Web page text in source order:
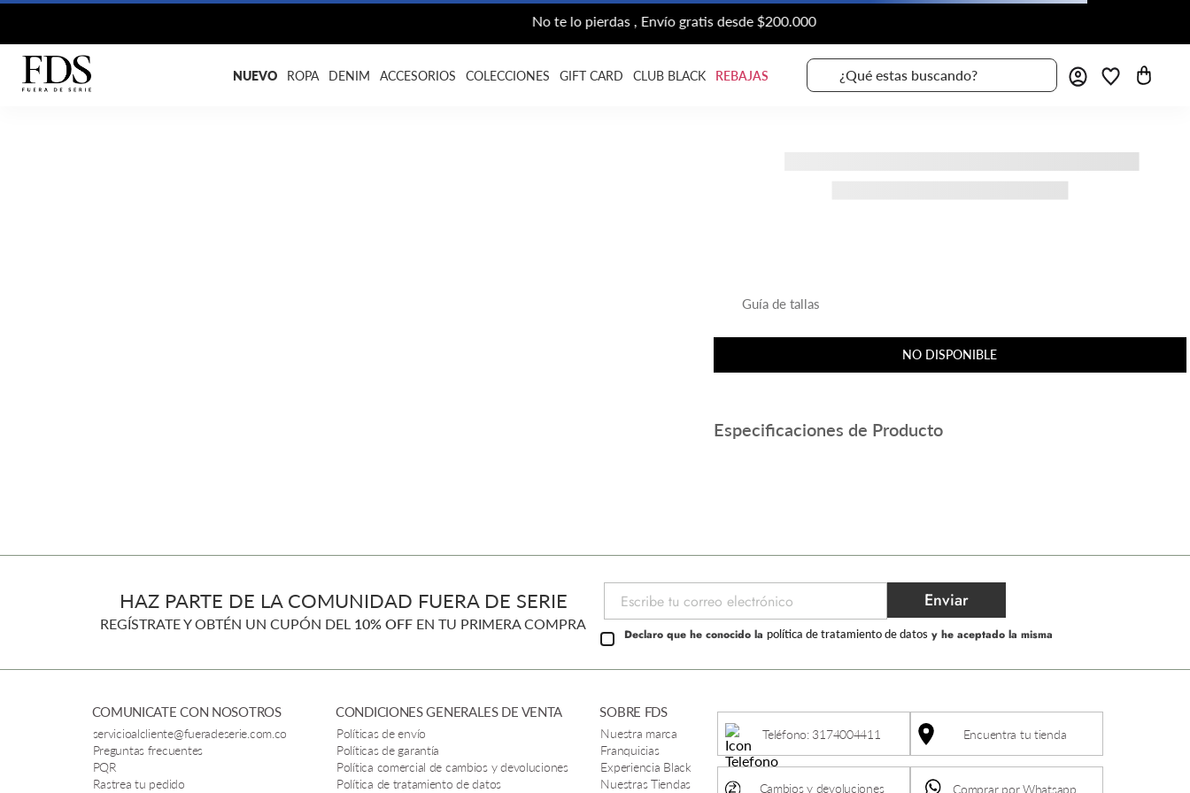
No te lo pierdas , Envío gratis desde $200.000
¿Qué estas buscando?
NUEVO ROPA DENIM ACCESORIOS COLECCIONES GIFT CARD CLUB BLACK REBAJAS
Guía de tallas
NO DISPONIBLE
Especificaciones de Producto
HAZ PARTE DE LA COMUNIDAD FUERA DE SERIE
REGÍSTRATE Y OBTÉN UN CUPÓN DEL 10% OFF EN TU PRIMERA COMPRA
Enviar
Declaro que he conocido lapolítica de tratamiento de datos y he aceptado la misma
COMUNICATE CON NOSOTROS
servicioalcliente@fueradeserie.com.co
Preguntas frecuentes
PQR
Rastrea tu pedido
CONDICIONES GENERALES DE VENTA
Políticas de envío
Políticas de garantía
Política comercial de cambios y devoluciones
Política de tratamiento de datos
SOBRE FDS
Nuestra marca
Franquicias
Experiencia Black
Nuestras Tiendas
Teléfono: 3174004411
Cambios y devoluciones
Encuentra tu tienda
Comprar por Whatsapp